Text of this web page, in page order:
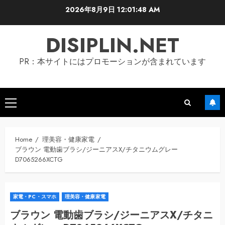
2026年8月9日 12:01:48 AM
DISIPLIN.NET
PR：本サイトにはプロモーションが含まれています
Primary
Menu
Home
理美容・健康家電
ブラウン 電動歯ブラシ/ジーニアスX/チタニウムグレー
D7065266XCTG
家電・PC・スマホ 理美容・健康家電
ブラウン 電動歯ブラシ/ジーニアスX/チタニ